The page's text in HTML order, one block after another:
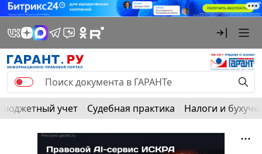
Бюджетный учет Судебная практика Налоги и